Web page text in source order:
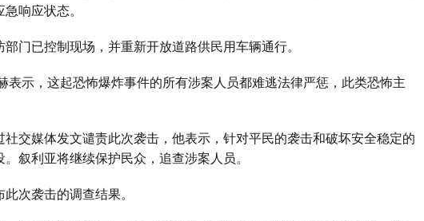
响应状态。
门已控制现场，并重新开放道路供民用车辆通行。
表示，这起恐怖爆炸事件的所有涉案人员都难逃法律严惩，此类恐怖主
交媒体发文谴责此次袭击，他表示，针对平民的袭击和破坏安全稳定的
叙利亚将继续保护民众，追查涉案人员。
次袭击的调查结果。